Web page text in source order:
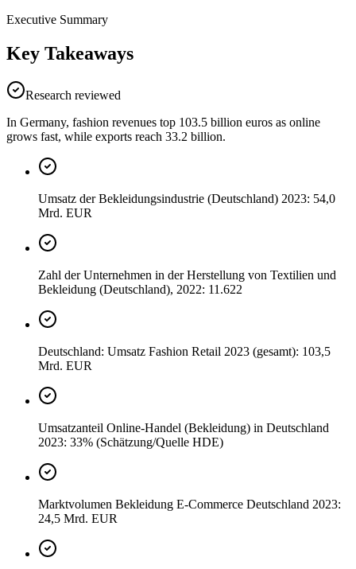
Executive Summary
Key Takeaways
Research reviewed
In Germany, fashion revenues top 103.5 billion euros as online
grows fast, while exports reach 33.2 billion.
Umsatz der Bekleidungsindustrie (Deutschland) 2023: 54,0
Mrd. EUR
Zahl der Unternehmen in der Herstellung von Textilien und
Bekleidung (Deutschland), 2022: 11.622
Deutschland: Umsatz Fashion Retail 2023 (gesamt): 103,5
Mrd. EUR
Umsatzanteil Online-Handel (Bekleidung) in Deutschland
2023: 33% (Schätzung/Quelle HDE)
Marktvolumen Bekleidung E-Commerce Deutschland 2023:
24,5 Mrd. EUR